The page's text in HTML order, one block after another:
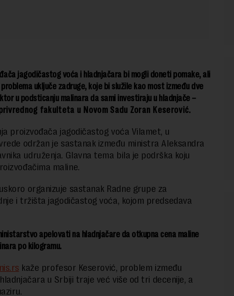
jagodičastog voća i hladnjačara bi mogli doneti pomake, ali
uključe zadruge, koje bi služile kao most između dve
u podsticanju malinara da sami investiraju u hladnjače –
fakulteta u Novom Sadu Zoran Keserović.
proizvođača jagodičastog voća Vilamet, u
održan je sastanak između ministra Aleksandra
udruženja. Glavna tema bila je podrška koju
maline.
organizuje sastanak Radne grupe za
i tržišta jagodičastog voća, kojom predsedava
apelovati na hladnjačare da otkupna cena maline
po kilogramu.
kaže profesor Keserović, problem između
u Srbiji traje već više od tri decenije, a